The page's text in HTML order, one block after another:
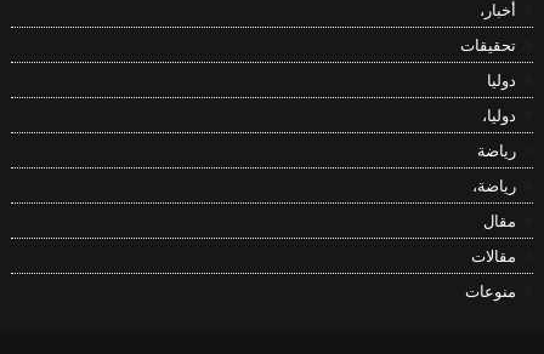
أخبار،
تحقيقات
دوليا
دوليا،
رياضة
رياضة،
مقال
مقالات
منوعات